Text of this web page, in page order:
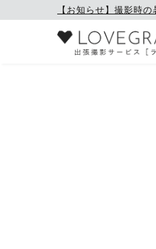
【お知らせ】撮影時